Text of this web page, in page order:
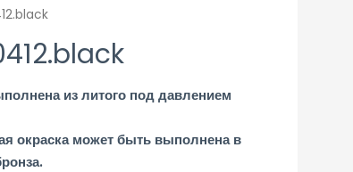
из литого под давлением
окраска может быть выполнена в